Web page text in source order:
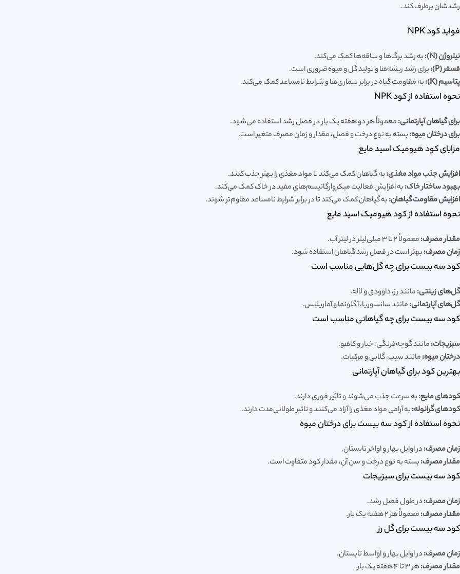
رشدشان برطرف کند.
فواید کود NPK
نیتروژن (N):
به رشد برگ‌ها و ساقه‌ها کمک می‌کند.
فسفر (P):
برای رشد ریشه‌ها و تولید گل و میوه ضروری است.
پتاسیم (K):
به مقاومت گیاه در برابر بیماری‌ها و شرایط نامساعد کمک می‌کند.
نحوه استفاده از کود NPK
برای گیاهان آپارتمانی:معمولاً هر دو هفته یک بار در فصل رشد استفاده می‌شود.
برای درختان میوه:بسته به نوع درخت و فصل، مقدار و زمان مصرف متغیر است.
مزایای کود هیومیک اسید مایع
افزایش جذب مواد مغذی:به گیاهان کمک می‌کند تا مواد مغذی را بهتر جذب کنند.
بهبود ساختار خاک:به افزایش فعالیت میکروارگانیسم‌های مفید در خاک کمک می‌کند.
افزایش مقاومت گیاهان:به گیاهان کمک می‌کند تا در برابر شرایط نامساعد مقاوم‌تر شوند.
نحوه استفاده از کود هیومیک اسید مایع
مقدار مصرف:معمولاً 2 تا 3 میلی‌لیتر در لیتر آب.
زمان مصرف:بهتر است در فصل رشد گیاهان استفاده شود.
کود سه بیست برای چه گل‌هایی مناسب است
گل‌های زینتی:مانند رز، داوودی و لاله.
گل‌های آپارتمانی:مانند سانسوریا، آگلونما و آماریلیس.
کود سه بیست برای چه گیاهانی مناسب است
سبزیجات:مانند گوجه‌فرنگی، خیار و کاهو.
درختان میوه:مانند سیب، گلابی و مرکبات.
بهترین کود برای گیاهان آپارتمانی
کودهای مایع:به سرعت جذب می‌شوند و تاثیر فوری دارند.
کودهای گرانوله:به آرامی مواد مغذی را آزاد می‌کنند و تاثیر طولانی‌مدت دارند.
نحوه استفاده از کود سه بیست برای درختان میوه
زمان مصرف:در اوایل بهار و اواخر تابستان.
مقدار مصرف:بسته به نوع درخت و سن آن، مقدار کود متفاوت است.
کود سه بیست برای سبزیجات
زمان مصرف:در طول فصل رشد.
مقدار مصرف:معمولاً هر 2 هفته یک بار.
کود سه بیست برای گل رز
زمان مصرف:در اوایل بهار و اواسط تابستان.
مقدار مصرف:هر 3 تا 4 هفته یک بار.